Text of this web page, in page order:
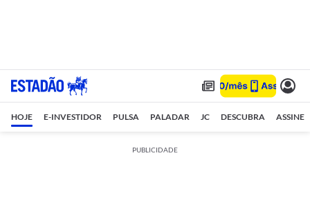
HOJE E-INVESTIDOR PULSA PALADAR JC DESCUBRA ASSINE
PUBLICIDADE